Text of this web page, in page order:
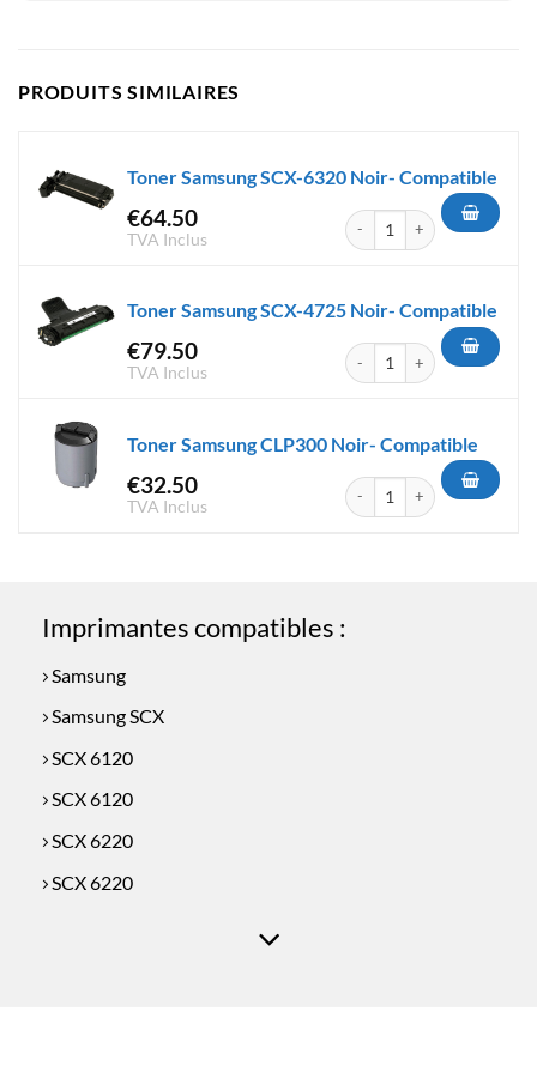
PRODUITS SIMILAIRES
Toner Samsung SCX-6320 Noir- Compatible
€64.50
TVA Inclus
quantité de Toner Samsung
Toner Samsung SCX-4725 Noir- Compatible
€79.50
TVA Inclus
quantité de Toner Samsung
Toner Samsung CLP300 Noir- Compatible
€32.50
TVA Inclus
quantité de Toner Samsung
Imprimantes compatibles :
Samsung
Samsung SCX
SCX 6120
SCX 6120
SCX 6220
SCX 6220